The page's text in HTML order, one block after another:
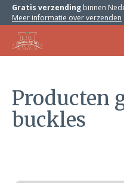
Gratis verzending binnen
Meer informatie over verzenden
Producten
buckles